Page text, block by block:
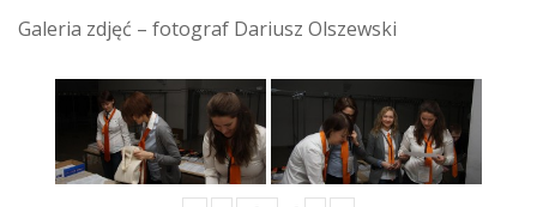
Galeria zdjęć – fotograf Dariusz Olszewski